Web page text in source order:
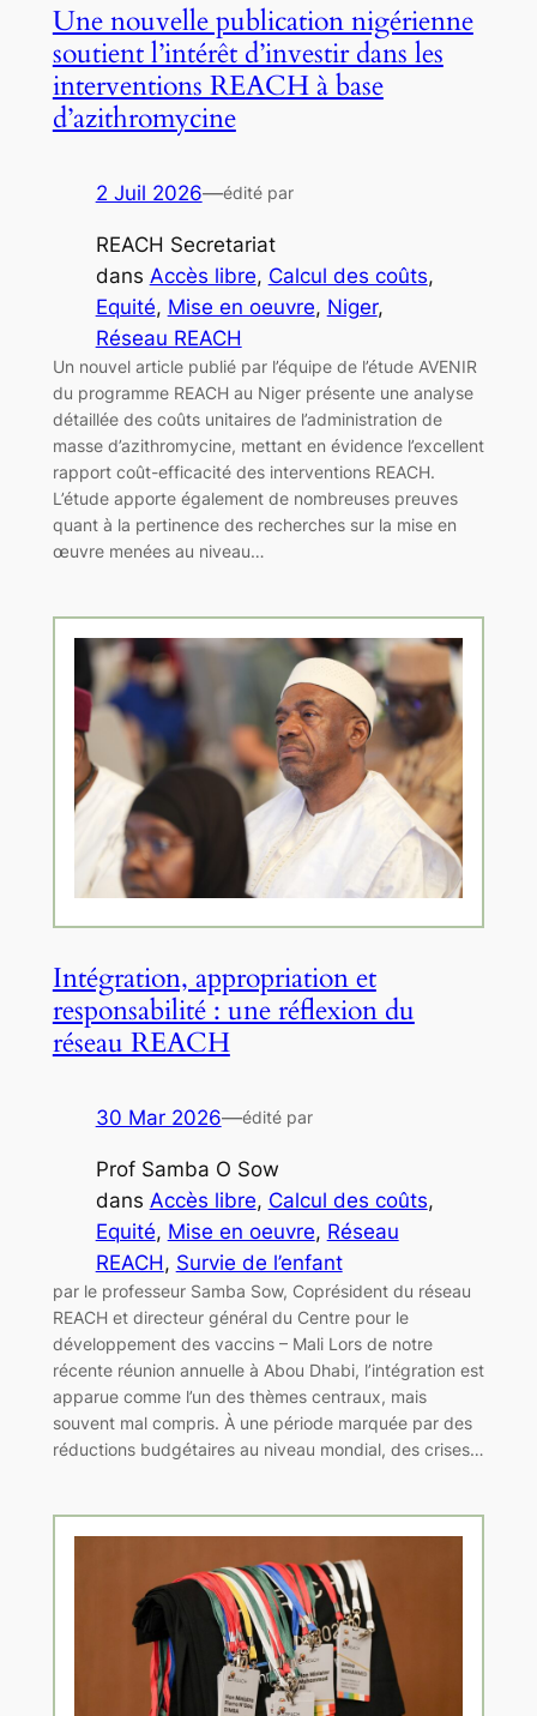
Une nouvelle publication nigérienne
soutient l’intérêt d’investir dans les
interventions REACH à base
d’azithromycine
2 Juil 2026—édité par
REACH Secretariat
dans Accès libre, Calcul des coûts
Equité, Mise en oeuvre, Niger
Réseau REACH
Un nouvel article publié par l’équipe de l’étude AVENIR
du programme REACH au Niger présente une analyse
détaillée des coûts unitaires de l’administration de
masse d’azithromycine, mettant en évidence l’excellent
rapport coût-efficacité des interventions REACH.
L’étude apporte également de nombreuses preuves
quant à la pertinence des recherches sur la mise en
œuvre menées au niveau…
Intégration, appropriation et
responsabilité : une réflexion du
réseau REACH
30 Mar 2026—édité par
Prof Samba O Sow
dans Accès libre, Calcul des coûts
Equité, Mise en oeuvre, Réseau
REACH, Survie de l’enfant
par le professeur Samba Sow, Coprésident du réseau
REACH et directeur général du Centre pour le
développement des vaccins – Mali Lors de notre
récente réunion annuelle à Abou Dhabi, l’intégration est
apparue comme l’un des thèmes centraux, mais
souvent mal compris. À une période marquée par des
réductions budgétaires au niveau mondial, des crises…